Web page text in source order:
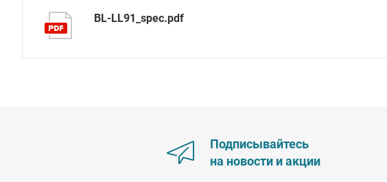
BL-LL91_spec.pdf
Подписывайтесь
на новости и акции